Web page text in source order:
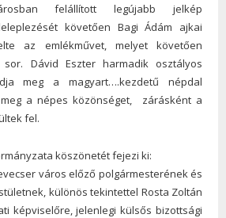
felállított legújabb jelkép
követően Bagi Ádám ajkai
az emlékművet, melyet követően
Dávid Eszter harmadik osztályos
meg a magyart….kezdetű népdal
a népes közönséget, zárásként a
fel.
köszönetét fejezi ki:
város előző polgármesterének és
különös tekintettel Rosta Zoltán
képviselőre, jelenlegi külsős bizottsági